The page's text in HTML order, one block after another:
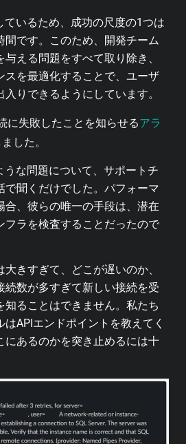
いるため、成功の尺度の1つは
間です。このため、開発チーム
える問題をすべて取り除き、
スを最適化することで、ユーザ
りできるようにしています。
に失敗したことを知らせるアラ
した。
うな問題について、サポートチ
で聞くだけでした。パフォーマ
合、彼らの唯一の手段は、潜在
フラを検査することだったので
大きすぎて、どこが遅いのか、
続数が多すぎて新しい接続を受
知ることはできません。私たち
APIエンドポイントを教えてく
にあるのかを突き止めるには十